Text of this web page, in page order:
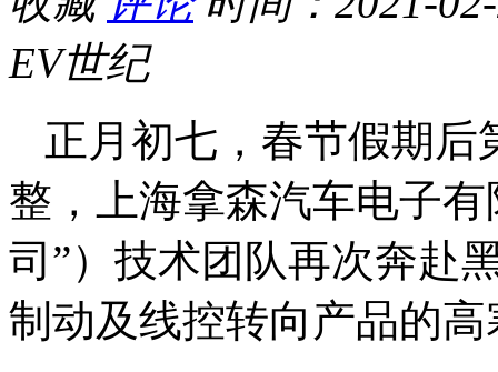
EV世纪
正月初七，春节假期
整，上海拿森汽车电子
司”）技术团队再次奔赴
制动及线控转向产品的